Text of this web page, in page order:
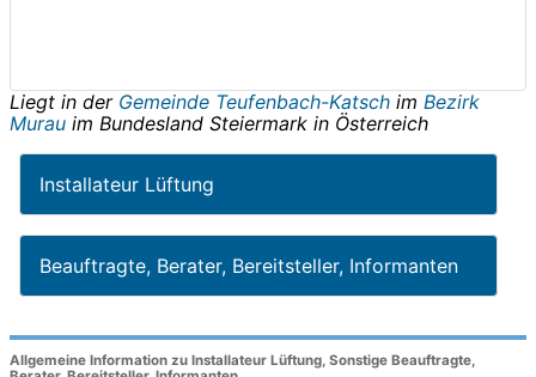
Liegt in der Gemeinde Teufenbach-Katsch im Bezirk
Murau im Bundesland Steiermark in Österreich
Installateur Lüftung
Beauftragte, Berater, Bereitsteller, Informanten
Allgemeine Information zu Installateur Lüftung, Sonstige Beauftragte,